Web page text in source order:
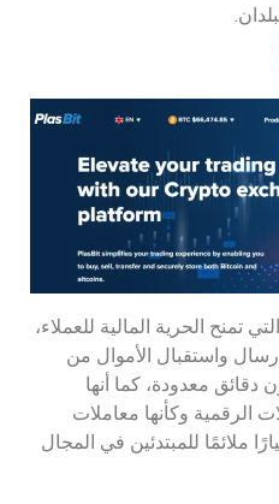
الحرية المالية للعملاء،
واستقبال الأموال من
معدودة، كما أنها
الرقمية وكأنها معاملات
ملائمًا للمبتدئين في المجال